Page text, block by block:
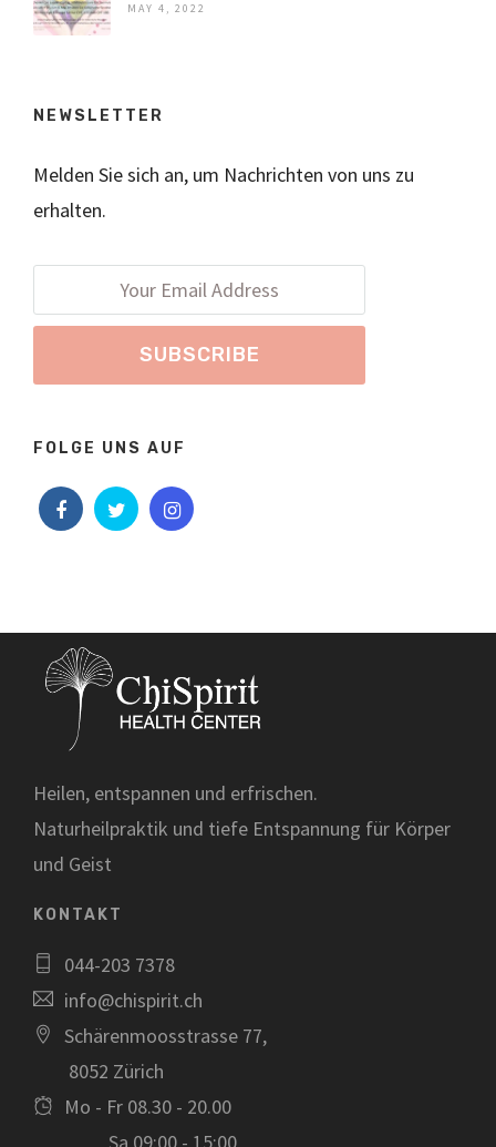
MAY 4, 2022
NEWSLETTER
Melden Sie sich an, um Nachrichten von uns zu
erhalten.
FOLGE UNS AUF
Heilen, entspannen und erfrischen.
Naturheilpraktik und tiefe Entspannung für Körper
und Geist
KONTAKT
044-203 7378
info@chispirit.ch
Schärenmoosstrasse 77,
8052 Zürich
Mo - Fr 08.30 - 20.00
Sa 09:00 - 15:00